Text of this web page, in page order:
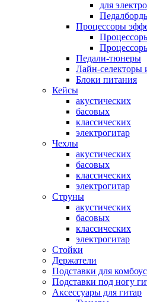
для
Процессоры
Педали-тюнеры
Лайн-селекторы
Блоки питания
Кейсы
акустических
басовых
классических
электрогитар
Чехлы
акустических
басовых
классических
электрогитар
Струны
акустических
басовых
классических
электрогитар
Стойки
Держатели
Подставки для
Подставки под ногу
Аксессуары для гитар